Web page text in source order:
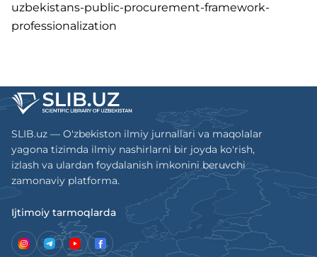
uzbekistans-public-procurement-framework-
professionalization
SLIB.uz — O'zbekiston ilmiy jurnallari va maqolalar
yagona tizimda ilmiy nashirlarni bir joyda ko'rish,
izlash va ulardan foydalanish imkonini beruvchi
zamonaviy platforma.
Ijtimoiy tarmoqlarda